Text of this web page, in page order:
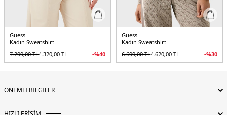
Guess
Kadın Sweatshirt
7.200,00TL4.320,00 TL -%40
Guess
Kadın Sweatshirt
6.600,00TL4.620,00 TL -%30
ÖNEMLİ BİLGİLER